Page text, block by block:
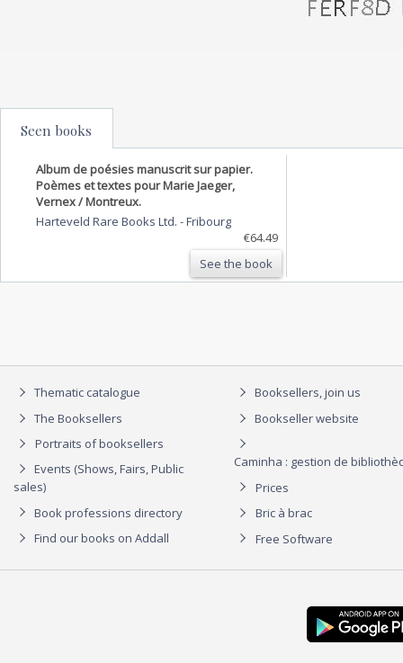
Seen books
Album de poésies manuscrit sur papier.
Poèmes et textes pour Marie Jaeger,
Vernex / Montreux.
Harteveld Rare Books Ltd. -Fribourg
€64.49
See the book
Thematic catalogue
The Booksellers
Portraits of booksellers
Events (Shows, Fairs, Public
sales)
Book professions directory
Find our books on Addall
Booksellers, join us
Bookseller website
Caminha : gestion de
Prices
Bric à brac
Free Software